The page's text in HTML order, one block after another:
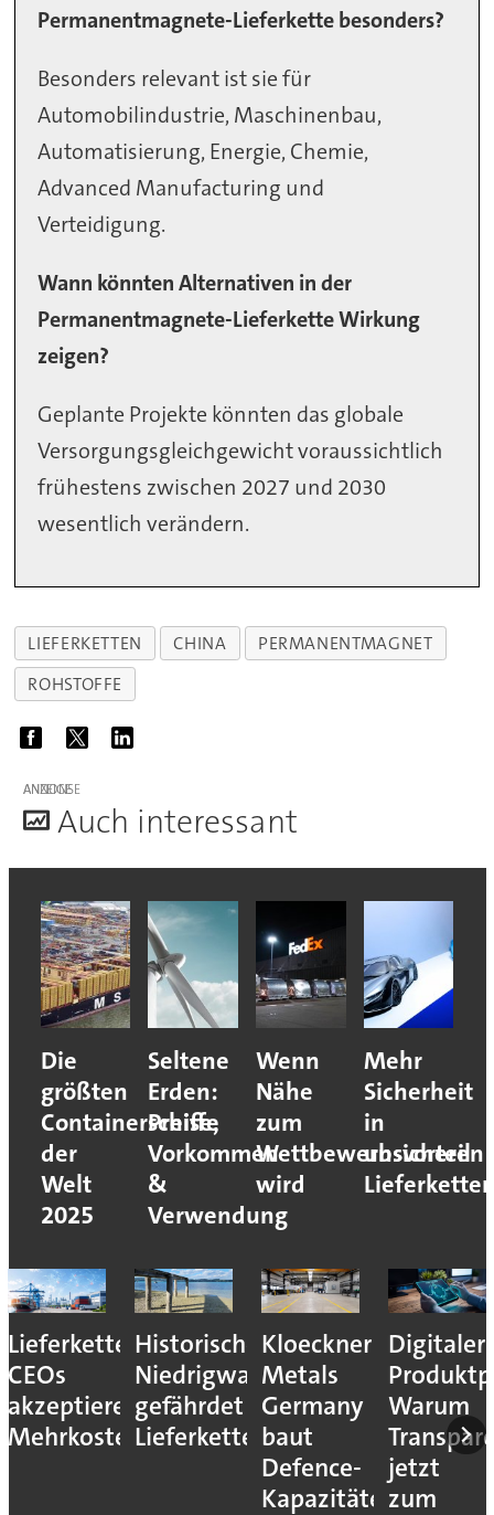
Permanentmagnete-Lieferkette besonders?
Besonders relevant ist sie für
Automobilindustrie, Maschinenbau,
Automatisierung, Energie, Chemie,
Advanced Manufacturing und
Verteidigung.
Wann könnten Alternativen in der
Permanentmagnete-Lieferkette Wirkung
zeigen?
Geplante Projekte könnten das globale
Versorgungsgleichgewicht voraussichtlich
frühestens zwischen 2027 und 2030
wesentlich verändern.
LIEFERKETTEN CHINA
PERMANENTMAGNET
ROHSTOFFE
ANZEIGE
Auch interessant
Die
größten
Containerschiffe
der
Welt
2025
Seltene
Erden:
Preise,
Vorkommen
&
Verwendung
Wenn
Nähe
zum
Wettbewerbsvorteil
wird
Mehr
Sicherheit
in
unsicheren
Lieferkettenresilienz:
CEOs
akzeptieren
Mehrkosten
Historisches
Niedrigwasser
gefährdet
Lieferketten
Kloeckner
Metals
Germany
baut
Defence-
Kapazitäten
Digitaler
Warum
jetzt
zum